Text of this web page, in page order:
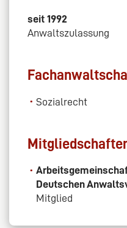
seit 1992
Anwaltszulassung
Sozialrecht
Deutschen
Mitglied